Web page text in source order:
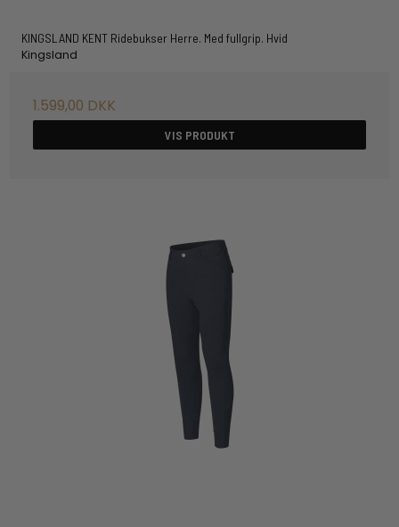
KINGSLAND KENT Ridebukser Herre. Med fullgrip. Hvid
Kingsland
1.599,00 DKK
VIS PRODUKT